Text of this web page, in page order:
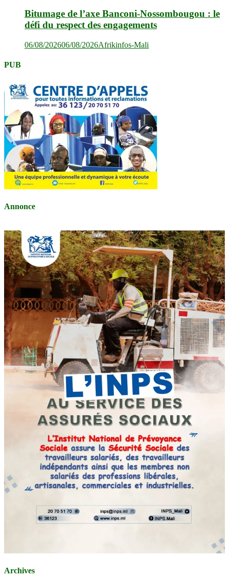
Bitumage de l’axe Banconi-Nossombougou : le
défi du respect des engagements
06/08/202606/08/2026Afrikinfos-Mali
PUB
Annonce
Archives